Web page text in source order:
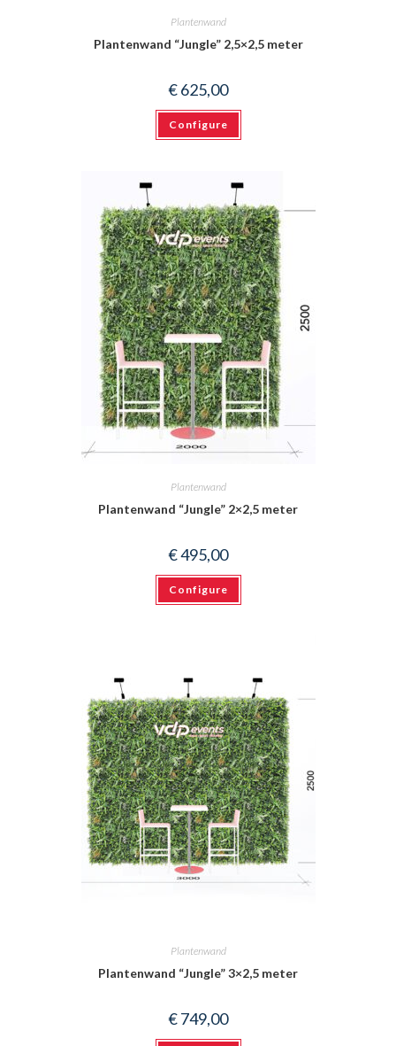
Plantenwand
Plantenwand “Jungle” 2,5×2,5 meter
€625,00
Configure
Plantenwand
Plantenwand “Jungle” 2×2,5 meter
€495,00
Configure
Plantenwand
Plantenwand “Jungle” 3×2,5 meter
€749,00